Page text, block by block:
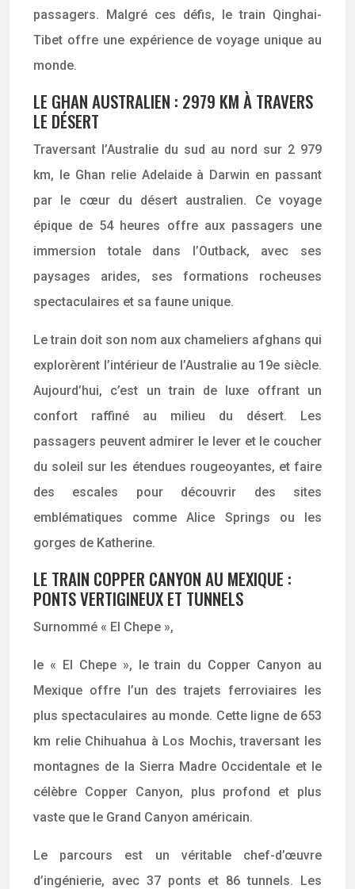
passagers. Malgré ces défis, le train Qinghai-
Tibet offre une expérience de voyage unique au
monde.
LE GHAN AUSTRALIEN : 2979 KM À TRAVERS
LE DÉSERT
Traversant l’Australie du sud au nord sur 2 979
km, le Ghan relie Adelaide à Darwin en passant
par le cœur du désert australien. Ce voyage
épique de 54 heures offre aux passagers une
immersion totale dans l’Outback, avec ses
paysages arides, ses formations rocheuses
spectaculaires et sa faune unique.
Le train doit son nom aux chameliers afghans qui
explorèrent l’intérieur de l’Australie au 19e siècle.
Aujourd’hui, c’est un train de luxe offrant un
confort raffiné au milieu du désert. Les
passagers peuvent admirer le lever et le coucher
du soleil sur les étendues rougeoyantes, et faire
des escales pour découvrir des sites
emblématiques comme Alice Springs ou les
gorges de Katherine.
LE TRAIN COPPER CANYON AU MEXIQUE :
PONTS VERTIGINEUX ET TUNNELS
Surnommé « El Chepe »,
le « El Chepe », le train du Copper Canyon au
Mexique offre l’un des trajets ferroviaires les
plus spectaculaires au monde. Cette ligne de 653
km relie Chihuahua à Los Mochis, traversant les
montagnes de la Sierra Madre Occidentale et le
célèbre Copper Canyon, plus profond et plus
vaste que le Grand Canyon américain.
Le parcours est un véritable chef-d’œuvre
d’ingénierie, avec 37 ponts et 86 tunnels. Les